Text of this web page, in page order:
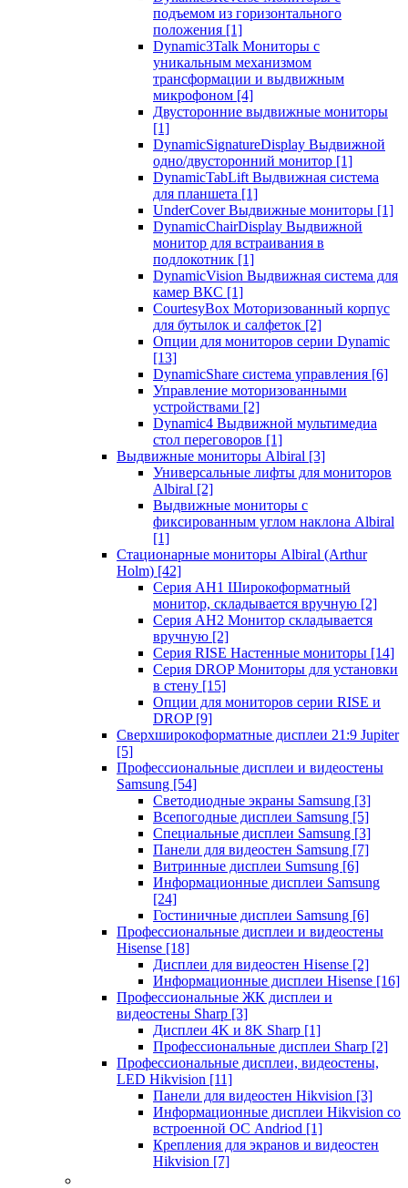
подъемом из горизонтального
положения [1]
Dynamic3Talk Мониторы с
уникальным механизмом
трансформации и выдвижным
микрофоном [4]
Двусторонние выдвижные мониторы
[1]
DynamicSignatureDisplay Выдвижной
одно/двусторонний монитор [1]
DynamicTabLift Выдвижная система
для планшета [1]
UnderCover Выдвижные мониторы [1]
DynamicChairDisplay Выдвижной
монитор для встраивания в
подлокотник [1]
DynamicVision Выдвижная система для
камер ВКС [1]
CourtesyBox Моторизованный корпус
для бутылок и салфеток [2]
Опции для мониторов серии Dynamic
[13]
DynamicShare система управления [6]
Управление моторизованными
устройствами [2]
Dynamic4 Выдвижной мультимедиа
стол переговоров [1]
Выдвижные мониторы Albiral [3]
Универсальные лифты для мониторов
Albiral [2]
Выдвижные мониторы с
фиксированным углом наклона Albiral
[1]
Стационарные мониторы Albiral (Arthur
Holm) [42]
Серия AH1 Широкоформатный
монитор, складывается вручную [2]
Серия AH2 Монитор складывается
вручную [2]
Серия RISE Настенные мониторы [14]
Серия DROP Мониторы для установки
в стену [15]
Опции для мониторов серии RISE и
DROP [9]
Сверхширокоформатные дисплеи 21:9 Jupiter
[5]
Профессиональные дисплеи и видеостены
Samsung [54]
Светодиодные экраны Samsung [3]
Всепогодные дисплеи Samsung [5]
Специальные дисплеи Samsung [3]
Панели для видеостен Samsung [7]
Витринные дисплеи Sumsung [6]
Информационные дисплеи Samsung
[24]
Гостиничные дисплеи Samsung [6]
Профессиональные дисплеи и видеостены
Hisense [18]
Дисплеи для видеостен Hisense [2]
Информационные дисплеи Hisense [16]
Профессиональные ЖК дисплеи и
видеостены Sharp [3]
Дисплеи 4K и 8K Sharp [1]
Профессиональные дисплеи Sharp [2]
Профессиональные дисплеи, видеостены,
LED Hikvision [11]
Панели для видеостен Hikvision [3]
Информационные дисплеи Hikvision со
встроенной ОС Andriod [1]
Крепления для экранов и видеостен
Hikvision [7]